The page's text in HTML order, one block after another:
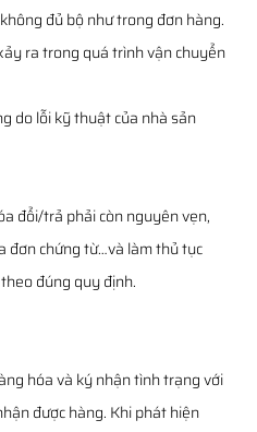
đủ bộ như trong đơn hàng.
ra trong quá trình vận chuyển
do lỗi kỹ thuật của nhà sản
đổi/trả phải còn nguyên vẹn,
đơn chứng từ…và làm thủ tục
đúng quy định.
hóa và ký nhận tình trạng với
được hàng. Khi phát hiện